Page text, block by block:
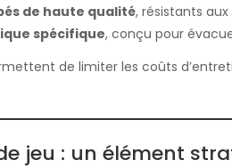
de haute qualité, résistants
spécifique, conçu pour
de limiter les coûts
jeu : un élément